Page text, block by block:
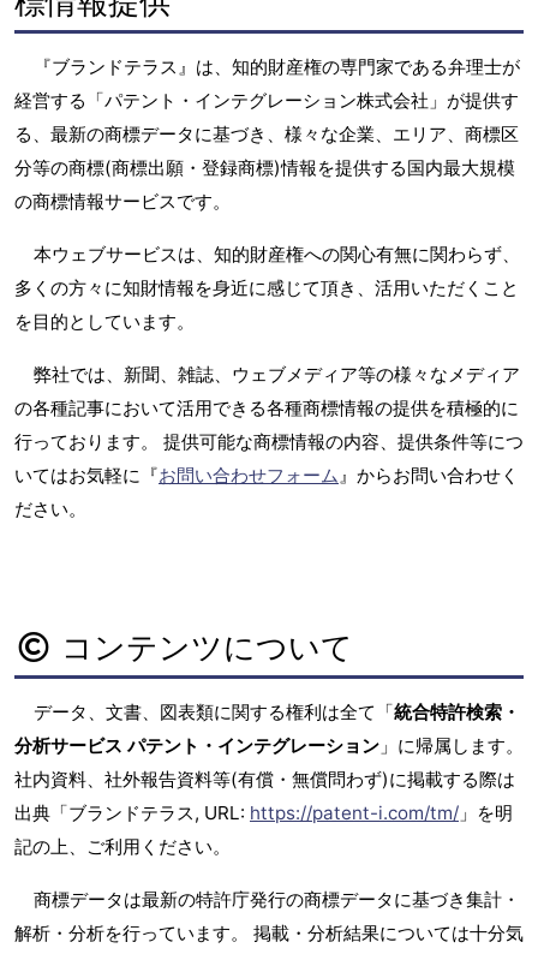
『ブランドテラス』は、知的財産権の専門家である弁理士が
経営する「パテント・インテグレーション株式会社」が提供す
る、最新の商標データに基づき、様々な企業、エリア、商標区
分等の商標(商標出願・登録商標)情報を提供する国内最大規模
の商標情報サービスです。
本ウェブサービスは、知的財産権への関心有無に関わらず、
多くの方々に知財情報を身近に感じて頂き、活用いただくこと
を目的としています。
弊社では、新聞、雑誌、ウェブメディア等の様々なメディア
の各種記事において活用できる各種商標情報の提供を積極的に
行っております。 提供可能な商標情報の内容、提供条件等につ
いてはお気軽に『お問い合わせフォーム』からお問い合わせく
ださい。
コンテンツについて
データ、文書、図表類に関する権利は全て「統合特許検索・
分析サービス パテント・インテグレーション 」に帰属します。
社内資料、社外報告資料等(有償・無償問わず)に掲載する際は
出典「ブランドテラス, URL: https://patent-i.com/tm/ 」を明
記の上、ご利用ください。
商標データは最新の特許庁発行の商標データに基づき集計・
解析・分析を行っています。 掲載・分析結果については十分気